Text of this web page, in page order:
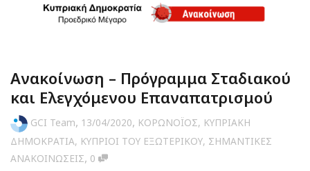
Ανακοίνωση – Πρόγραμμα Σταδιακού
και Ελεγχόμενου Επαναπατρισμού
GCI Team, 13/04/2020, ΚΟΡΩΝΟΪΟΣ, ΚΥΠΡΙΑΚΗ
ΔΗΜΟΚΡΑΤΙΑ, ΚΥΠΡΙΟΙ ΤΟΥ ΕΞΩΤΕΡΙΚΟΥ, ΣΗΜΑΝΤΙΚΕΣ
ΑΝΑΚΟΙΝΩΣΕΙΣ, 0